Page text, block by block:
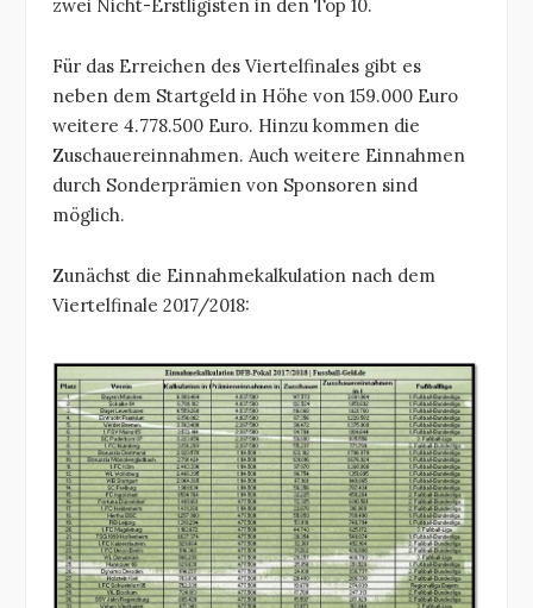
zwei Nicht-Erstligisten in den Top 10.
Für das Erreichen des Viertelfinales gibt es
neben dem Startgeld in Höhe von 159.000 Euro
weitere 4.778.500 Euro. Hinzu kommen die
Zuschauereinnahmen. Auch weitere Einnahmen
durch Sonderprämien von Sponsoren sind
möglich.
Zunächst die Einnahmekalkulation nach dem
Viertelfinale 2017/2018: